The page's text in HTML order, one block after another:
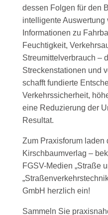
dessen Folgen für den
intelligente Auswertung
Informationen zu
Feuchtigkeit,
Streumittelverbrauch –
Streckenstationen und
schafft fundierte
Verkehrssicherheit,
eine Reduzierung der
Resultat.
Zum Praxisforum laden
Kirschbaumverlag –
FGSV-Medien „Straße
GmbH herzlich ein!
Sammeln Sie